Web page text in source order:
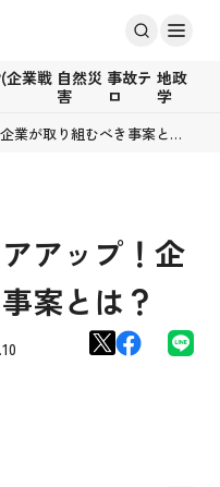
企業戦 自然災
害
事故テ
ロ
地政
学
業が取り組むべき事案と
アップ！企
案とは？